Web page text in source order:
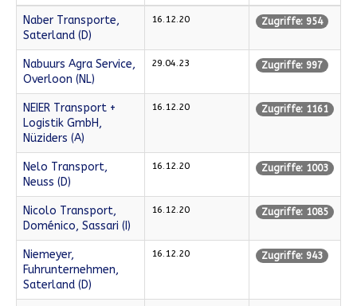
Naber Transporte,
Saterland (D)
16.12.20 Zugriffe: 954
Nabuurs Agra Service,
Overloon (NL)
29.04.23 Zugriffe: 997
NEIER Transport +
Logistik GmbH,
Nüziders (A)
16.12.20 Zugriffe: 1161
Nelo Transport,
Neuss (D)
16.12.20 Zugriffe: 1003
Nicolo Transport,
Doménico, Sassari (I)
16.12.20 Zugriffe: 1085
Niemeyer,
Fuhrunternehmen,
Saterland (D)
16.12.20 Zugriffe: 943